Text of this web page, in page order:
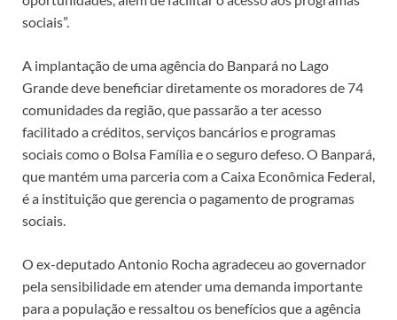
sociais”.
A implantação de uma agência do Banpará no Lago
Grande deve beneficiar diretamente os moradores de 74
comunidades da região, que passarão a ter acesso
facilitado a créditos, serviços bancários e programas
sociais como o Bolsa Família e o seguro defeso. O Banpará,
que mantém uma parceria com a Caixa Econômica Federal,
é a instituição que gerencia o pagamento de programas
sociais.
O ex-deputado Antonio Rocha agradeceu ao governador
pela sensibilidade em atender uma demanda importante
para a população e ressaltou os benefícios que a agência